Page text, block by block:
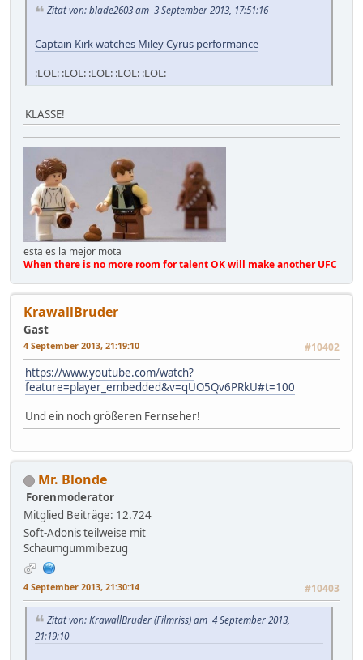
Zitat von: blade2603 am 3 September 2013, 17:51:16
Captain Kirk watches Miley Cyrus performance
:LOL: :LOL: :LOL: :LOL: :LOL:
KLASSE!
esta es la mejor mota
When there is no more room for talent OK will make another UFC
KrawallBruder
Gast
4 September 2013, 21:19:10 #10402
https://www.youtube.com/watch?
feature=player_embedded&v=qUO5Qv6PRkU#t=100
Und ein noch größeren Fernseher!
Mr. Blonde
Forenmoderator
Mitglied Beiträge: 12.724
Soft-Adonis teilweise mit
Schaumgummibezug
4 September 2013, 21:30:14 #10403
Zitat von: KrawallBruder (Filmriss) am 4 September 2013,
21:19:10